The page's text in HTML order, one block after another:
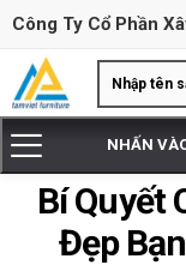
Công Ty Cổ Phần
NHẤN
Bí Quyết
Đẹp